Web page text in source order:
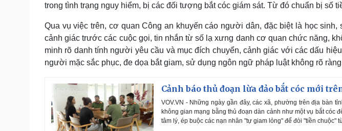
trong tình trạng nguy hiểm, bị các đối tượng bắt cóc giám sát. Từ đó chuẩn bị số
Qua vụ việc trên, cơ quan Công an khuyến cáo người dân, đặc biệt là học sinh,
cảnh giác trước các cuộc gọi, tin nhắn từ số lạ xưng danh cơ quan chức năng,
minh rõ danh tính người yêu cầu và mục đích chuyển, cảnh giác với các dấu
người mặc sắc phục, đe dọa bắt giam, sử dụng ngôn ngữ pháp luật không rõ
Cảnh báo thủ đoạn lừa đảo bắt cóc mới
VOV.VN - Những ngày gần đây, các xã, phường trên địa bàn
không gian mạng bằng thủ đoạn dàn cảnh như một vụ bắt cóc
tâm lý, ép buộc các nạn nhân "tự giam lỏng" để đòi "tiền chuộc"